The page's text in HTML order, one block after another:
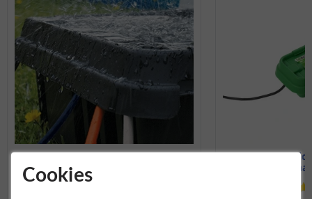
Waterdichte behuizing
Dribox - voor buiten
Klein
Cookies